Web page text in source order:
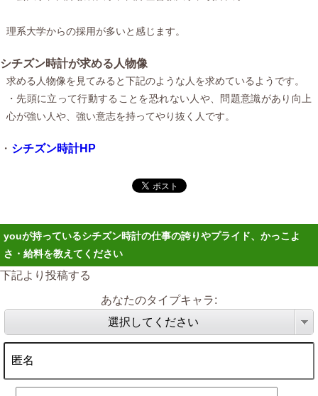
理系大学からの採用が多いと感じます。
シチズン時計が求める人物像
求める人物像を見てみると下記のような人を求めているようです。
・先頭に立って行動することを恐れない人や、問題意識があり向上
心が強い人や、強い意志を持ってやり抜く人です。
・ シチズン時計HP
youが持っているシチズン時計の仕事の誇りやプライド、かっこよ
さ・給料を教えてください
下記より投稿する
あなたのタイプキャラ:
選択してください